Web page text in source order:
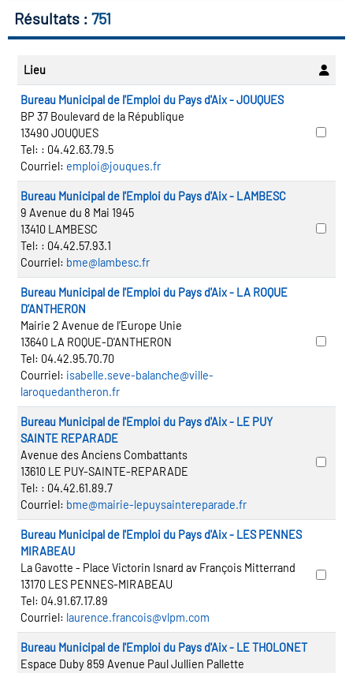
Résultats : 751
Lieu
Bureau Municipal de l'Emploi du Pays d'Aix - JOUQUES
BP 37 Boulevard de la République
13490 JOUQUES
Tel: : 04.42.63.79.5
Courriel: emploi@jouques.fr
Bureau Municipal de l'Emploi du Pays d'Aix - LAMBESC
9 Avenue du 8 Mai 1945
13410 LAMBESC
Tel: : 04.42.57.93.1
Courriel: bme@lambesc.fr
Bureau Municipal de l'Emploi du Pays d'Aix - LA ROQUE
D’ANTHERON
Mairie 2 Avenue de l’Europe Unie
13640 LA ROQUE-D'ANTHERON
Tel: 04.42.95.70.70
Courriel: isabelle.seve-balanche@ville-
laroquedantheron.fr
Bureau Municipal de l'Emploi du Pays d'Aix - LE PUY
SAINTE REPARADE
Avenue des Anciens Combattants
13610 LE PUY-SAINTE-REPARADE
Tel: : 04.42.61.89.7
Courriel: bme@mairie-lepuysaintereparade.fr
Bureau Municipal de l'Emploi du Pays d'Aix - LES PENNES
MIRABEAU
La Gavotte - Place Victorin Isnard av François Mitterrand
13170 LES PENNES-MIRABEAU
Tel: 04.91.67.17.89
Courriel: laurence.francois@vlpm.com
Bureau Municipal de l'Emploi du Pays d'Aix - LE THOLONET
Espace Duby 859 Avenue Paul Jullien Pallette